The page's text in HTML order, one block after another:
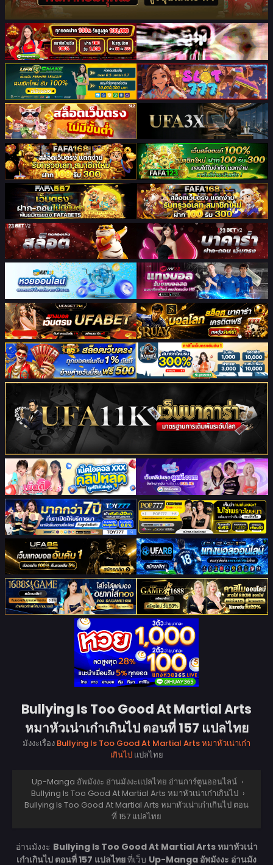
Bullying Is Too Good At Martial Arts
หมาหัวเน่าเก๋าเกินไป ตอนที่ 157 แปลไทย
มังงะเรื่อง Bullying Is Too Good At Martial Arts หมาหัวเน่าเก๋า
เกินไปแปลไทย
Up-Manga อัพมังงะ อ่านมังงะแปลไทย อ่านการ์ตูนออนไลน์ ›
Bullying Is Too Good At Martial Arts หมาหัวเน่าเก๋าเกินไป ›
Bullying Is Too Good At Martial Arts หมาหัวเน่าเก๋าเกินไป ตอน
ที่ 157 แปลไทย
อ่านมังงะ Bullying Is Too Good At Martial Arts หมาหัวเน่า
เก๋าเกินไป ตอนที่ 157 แปลไทยที่เว็บ Up-Manga อัพมังงะ อ่านมัง